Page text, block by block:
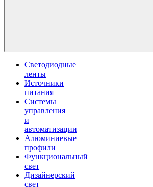
Светодиодные
ленты
Источники
питания
Системы
управления
и
автоматизации
Алюминиевые
профили
Функциональный
свет
Дизайнерский
свет